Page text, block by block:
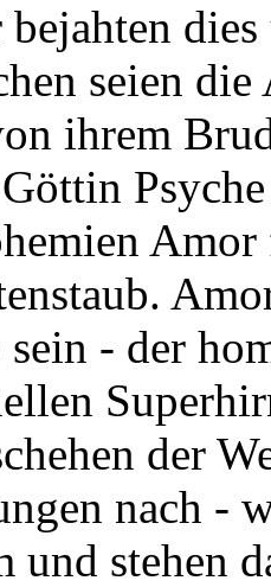
seien
ihrem
- der
der
nach -
und stehen